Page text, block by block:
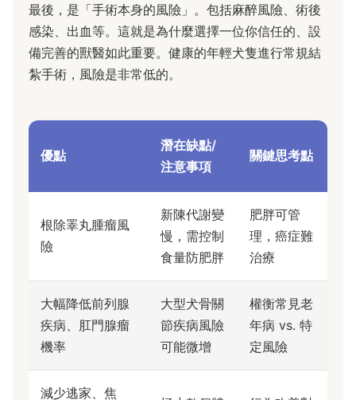
最後，是「手術本身的風險」。包括麻醉風險、術後
感染、出血等。這就是為什麼選擇一位你信任的、設
備完善的獸醫如此重要。健康的年輕犬隻進行常規結
紮手術，風險是非常低的。
優點
潛在缺點/
注意事項
關鍵思考點
根除睪丸腫瘤風
險
新陳代謝變
慢，需控制
食量防肥胖
肥胖可管
理，癌症難
治療
大幅降低前列腺
疾病、肛門腺瘤
機率
大型犬骨關
節疾病風險
可能微增
權衡常見老
年病 vs. 特
定風險
減少逃家、焦